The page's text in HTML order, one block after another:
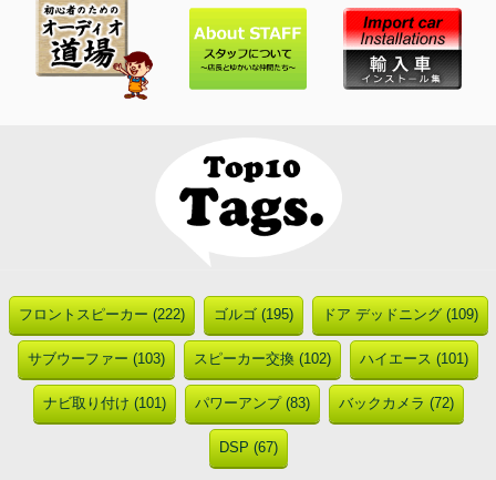
フロントスピーカー (222) ゴルゴ (195) ドア デッドニング (109)
サブウーファー (103) スピーカー交換 (102) ハイエース (101)
ナビ取り付け (101) パワーアンプ (83) バックカメラ (72)
DSP (67)